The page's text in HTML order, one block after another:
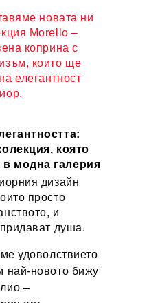
новата ни
Morello –
коприна с
които ще
елегантност
която
модна галерия
дизайн
просто
и
душа.
удоволствието
най-новото бижу
–